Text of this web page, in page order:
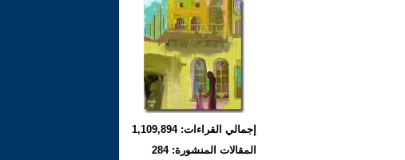
إجمالي القراءات: 1,109,894
المقالات المنشورة: 284